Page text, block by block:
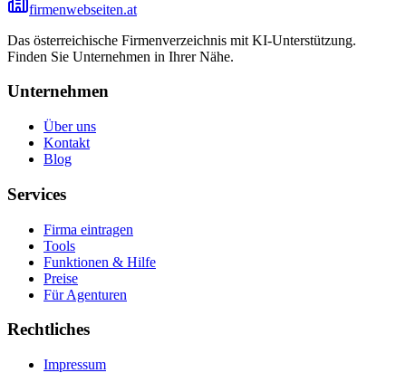
firmenwebseiten.at
Das österreichische Firmenverzeichnis mit KI-Unterstützung.
Finden Sie Unternehmen in Ihrer Nähe.
Unternehmen
Über uns
Kontakt
Blog
Services
Firma eintragen
Tools
Funktionen & Hilfe
Preise
Für Agenturen
Rechtliches
Impressum